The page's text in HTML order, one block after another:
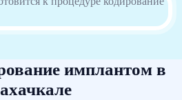
имплантом в